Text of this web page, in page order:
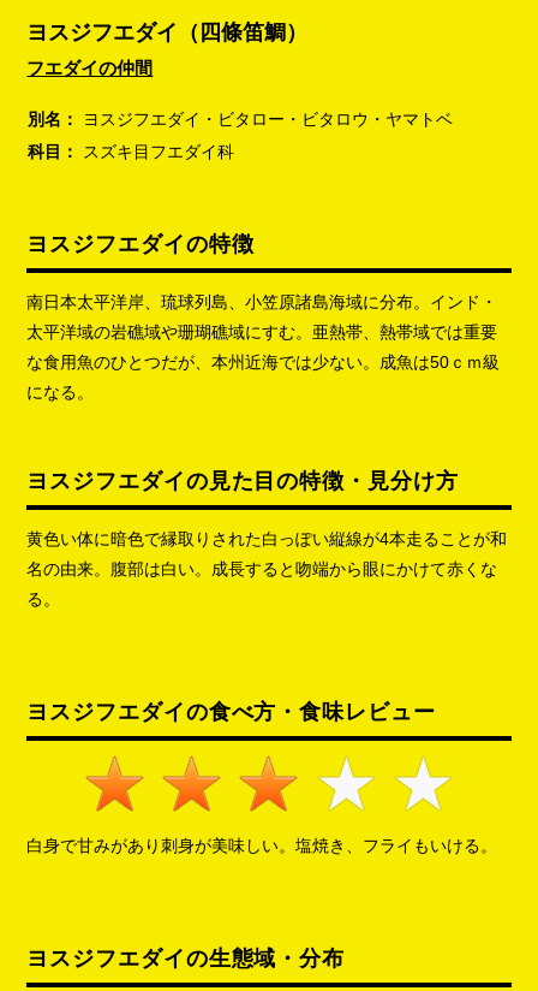
ヨスジフエダイ（四條笛鯛）
フエダイの仲間
別名：
ヨスジフエダイ・ビタロー・ビタロウ・ヤマトベ
科目：
スズキ目フエダイ科
ヨスジフエダイの特徴
南日本太平洋岸、琉球列島、小笠原諸島海域に分布。インド・
太平洋域の岩礁域や珊瑚礁域にすむ。亜熱帯、熱帯域では重要
な食用魚のひとつだが、本州近海では少ない。成魚は50ｃｍ級
になる。
ヨスジフエダイの見た目の特徴・見分け方
黄色い体に暗色で縁取りされた白っぽい縦線が4本走ることが和
名の由来。腹部は白い。成長すると吻端から眼にかけて赤くな
る。
ヨスジフエダイの食べ方・食味レビュー
白身で甘みがあり刺身が美味しい。塩焼き、フライもいける。
ヨスジフエダイの生態域・分布